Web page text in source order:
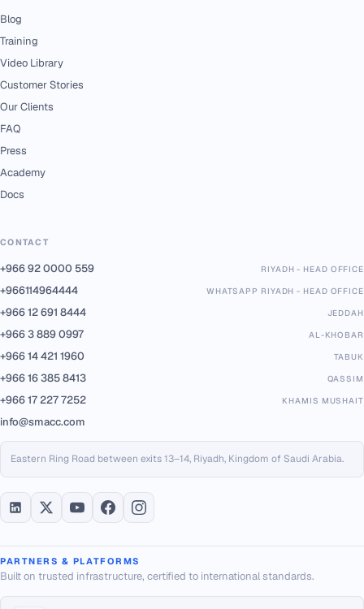
Blog
Training
Video Library
Customer Stories
Our Clients
FAQ
Press
Academy
Docs
CONTACT
+966 92 0000 559 RIYADH - HEAD OFFICE
+966114964444 WHATSAPP RIYADH - HEAD OFFICE
+966 12 691 8444 JEDDAH
+966 3 889 0997 AL-KHOBAR
+966 14 421 1960 TABUK
+966 16 385 8413 QASSIM
+966 17 227 7252 KHAMIS MUSHAIT
info@smacc.com
Eastern Ring Road between exits 13–14, Riyadh, Kingdom of Saudi Arabia.
PARTNERS & PLATFORMS
Built on trusted infrastructure, certified to international standards.